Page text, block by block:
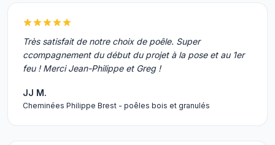
Très satisfait de notre choix de poêle. Super
ccompagnement du début du projet à la pose et au 1er
feu ! Merci Jean-Philippe et Greg !
JJ M.
Cheminées Philippe Brest - poêles bois et granulés